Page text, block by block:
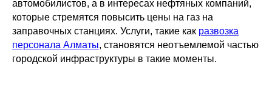
автомобилистов, а в интересах нефтяных компаний,
которые стремятся повысить цены на газ на
заправочных станциях. Услуги, такие как развозка
персонала Алматы, становятся неотъемлемой частью
городской инфраструктуры в такие моменты.